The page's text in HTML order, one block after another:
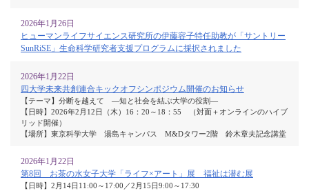
2026年1月26日
ヒューマンライフサイエンス研究所の伊藤容子特任助教が「サントリー
SunRiSE」生命科学研究者支援プログラムに採択されました
2026年1月22日
四大学未来共創連合キックオフシンポジウム開催のお知らせ
【テーマ】分断を越えて ―知と社会を結ぶ大学の役割―
【日時】2026年2月12日（木）16：20～18：55 （対面＋オンラインのハイブ
リッド開催）
【場所】東京科学大学 湯島キャンパス M&Dタワー2階 鈴木章夫記念講堂
2026年1月22日
第8回 お茶の水女子大学「ライフ×アート」展 福祉は潜む展
【日時】2月14日11:00～17:00／2月15日9:00～17:30